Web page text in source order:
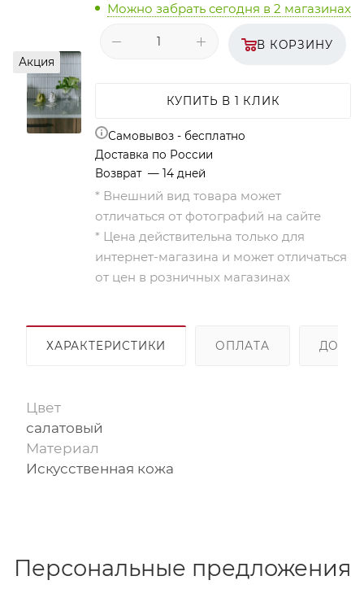
Акция
Можно забрать сегодня в 2 магазинах
В КОРЗИНУ
КУПИТЬ В 1 КЛИК
Самовывоз - бесплатно
Доставка по России
Возврат — 14 дней
* Внешний вид товара может
отличаться от фотографий на сайте
* Цена действительна только для
интернет-магазина и может отличаться
от цен в розничных магазинах
ХАРАКТЕРИСТИКИ ОПЛАТА
Цвет
салатовый
Материал
Искусственная кожа
Персональные предложения